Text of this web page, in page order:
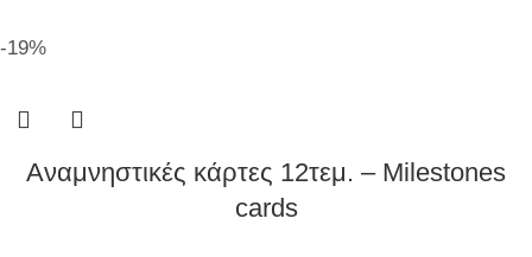
-19%
Αναμνηστικές κάρτες 12τεμ. – Milestones
cards